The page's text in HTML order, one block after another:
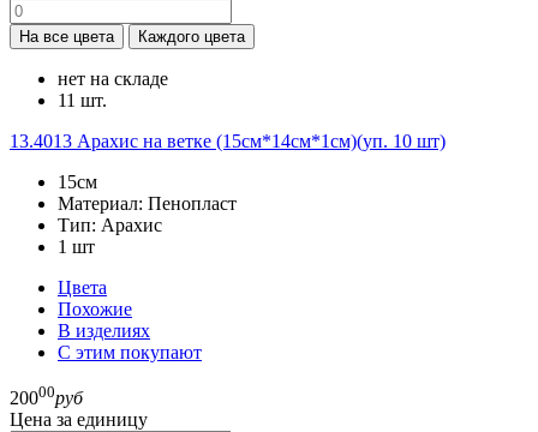
На все цвета Каждого цвета
нет на складе
11 шт.
13.4013 Арахис на ветке (15см*14см*1см)(уп. 10 шт)
15см
Материал: Пенопласт
Тип: Арахис
1 шт
Цвета
Похожие
В изделиях
С этим покупают
20000руб
Цена за единицу